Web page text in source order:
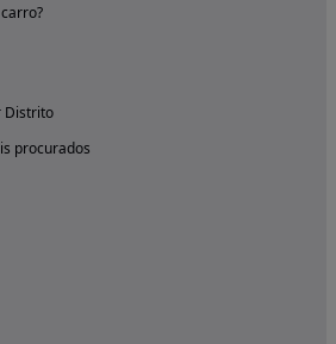
Distrito
procurados